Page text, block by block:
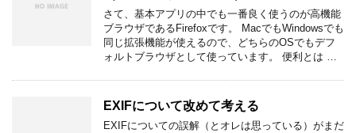
さて、基本アプリの中でも一番良く使うのが高機能
ブラウザであるFirefoxです。 MacでもWindowsでも
同じ拡張機能が使えるので、どちらのOSでもデフ
ォルトブラウザとして使っています。 便利とは …
EXIFについて改めて考える
EXIFについての誤解（とオレは思っている）がまだ